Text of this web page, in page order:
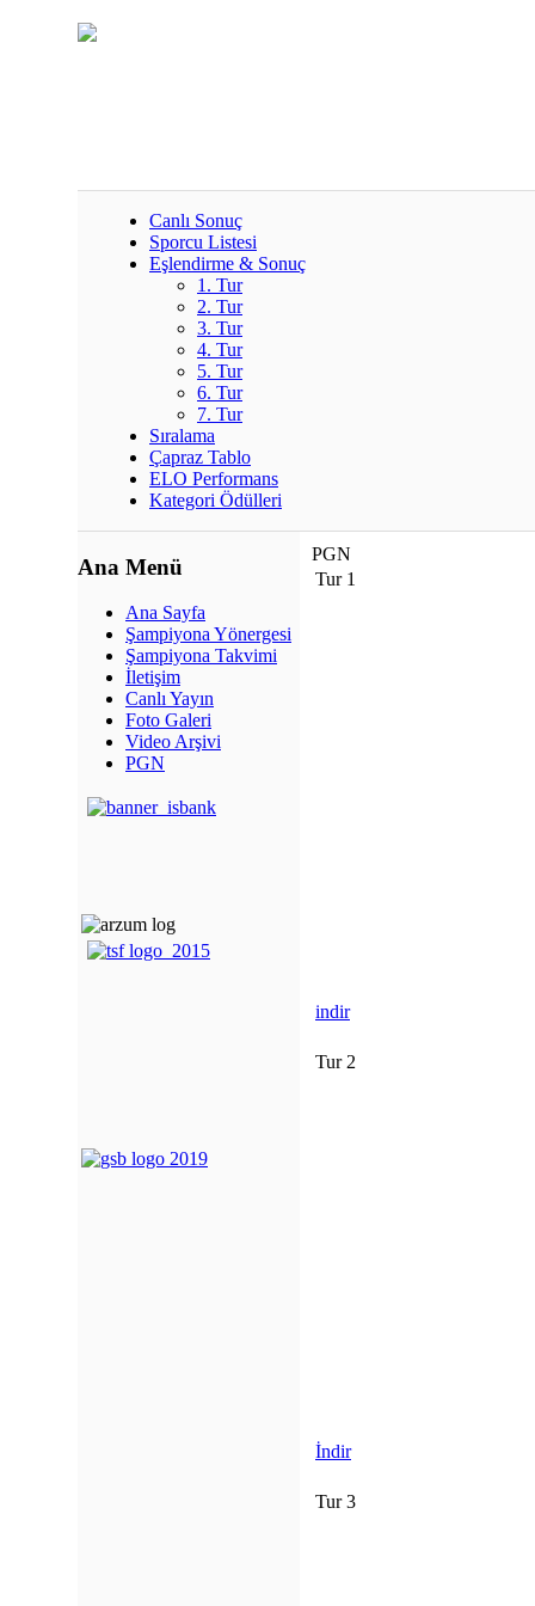
Canlı Sonuç
Sporcu Listesi
Eşlendirme & Sonuç
1. Tur
2. Tur
3. Tur
4. Tur
5. Tur
6. Tur
7. Tur
Sıralama
Çapraz Tablo
ELO Performans
Kategori Ödülleri
Ana Menü
Ana Sayfa
Şampiyona Yönergesi
Şampiyona Takvimi
İletişim
Canlı Yayın
Foto Galeri
Video Arşivi
PGN
PGN
Tur 1
indir
Tur 2
İndir
Tur 3